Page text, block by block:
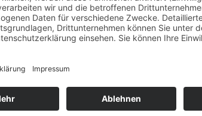
Wissenschaftsjournalist,
Seit 1995 lehrt er Physik an der
Ludwig-
(SJ)
. Sein Hauptforschungsgebiet ist die
Dabei gelingt es ihm, komplexe
und derStifterverband für die